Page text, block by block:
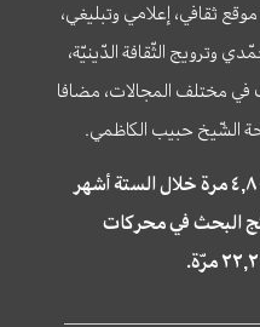
ثقافي، إعلامي وتبليغي،
وترويج الثّقافة الدّينيّة،
مختلف المجالات، مضافا
الشّيخ حبيب الكاظمي.
تمّت زيارة موقع سراج ٤,٨٠٠,٠٠٠ مرة خلال الستة أشهر
البحث في محركات